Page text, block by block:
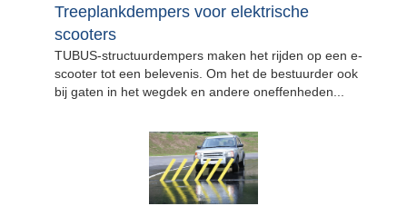
Treeplankdempers voor elektrische
scooters
TUBUS-structuurdempers maken het rijden op een e-
scooter tot een belevenis. Om het de bestuurder ook
bij gaten in het wegdek en andere oneffenheden...